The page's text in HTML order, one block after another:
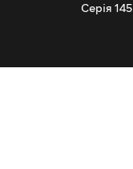
Серія 145